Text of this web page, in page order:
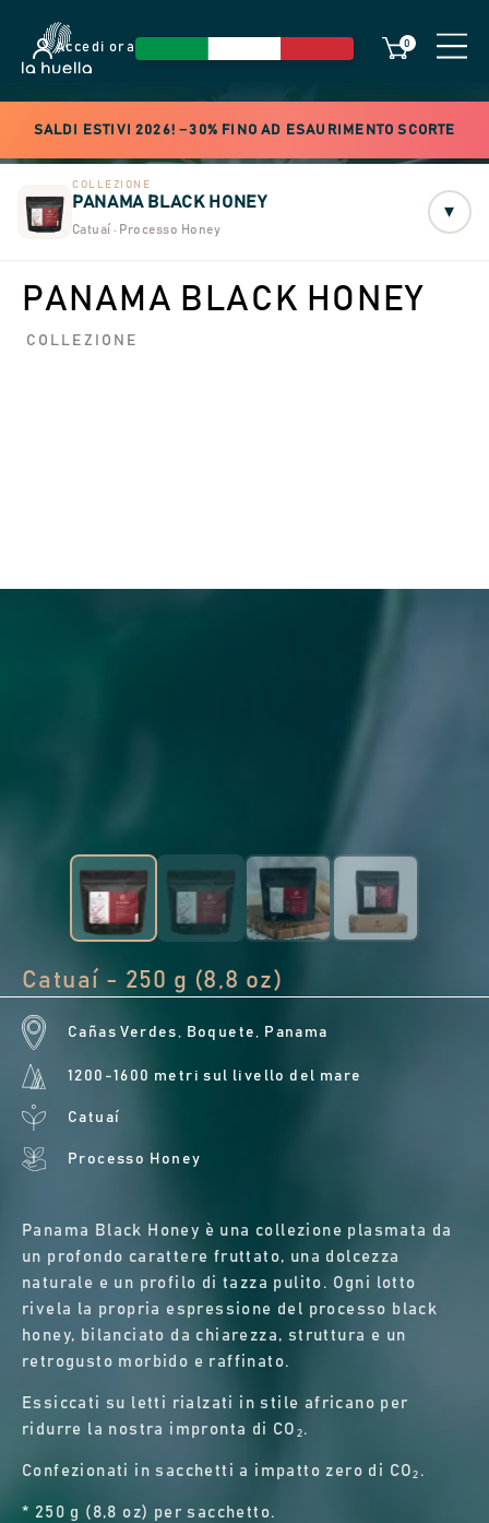
Accedi ora 0
SALDI ESTIVI 2026! −30% FINO AD ESAURIMENTO SCORTE
COLLEZIONE
PANAMA BLACK HONEY
Catuaí · Processo Honey
▾
PANAMA BLACK HONEY
COLLEZIONE
Catuaí - 250 g (8,8 oz)
Cañas Verdes, Boquete, Panama
1200-1600 metri sul livello del mare
Catuaí
Processo Honey
Panama Black Honey è una collezione plasmata da
un profondo carattere fruttato, una dolcezza
naturale e un profilo di tazza pulito. Ogni lotto
rivela la propria espressione del processo black
honey, bilanciato da chiarezza, struttura e un
retrogusto morbido e raffinato.
Essiccati su letti rialzati in stile africano per
ridurre la nostra impronta di CO₂.
Confezionati in sacchetti a impatto zero di CO₂.
* 250 g (8,8 oz) per sacchetto.